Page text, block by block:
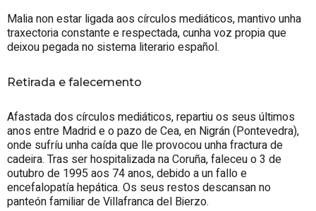
Malia non estar ligada aos círculos mediáticos, mantivo unha
traxectoria constante e respectada, cunha voz propia que
deixou pegada no sistema literario español.
Retirada e falecemento
Afastada dos círculos mediáticos, repartiu os seus últimos
anos entre Madrid e o pazo de Cea, en Nigrán (Pontevedra),
onde sufríu unha caída que lle provocou unha fractura de
cadeira. Tras ser hospitalizada na Coruña, faleceu o 3 de
outubro de 1995 aos 74 anos, debido a un fallo e
encefalopatía hepática. Os seus restos descansan no
panteón familiar de Villafranca del Bierzo.